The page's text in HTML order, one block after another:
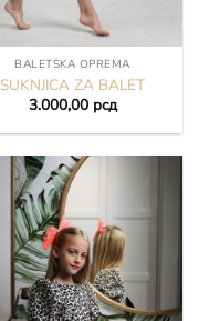
BALETSKA OPREMA
SUKNJICA ZA BALET
3.000,00 рсд